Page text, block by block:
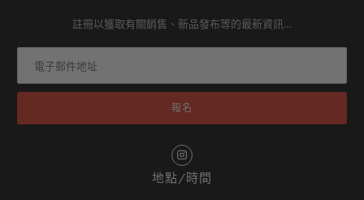
註冊以獲取有關銷售、新品發布等的最新資訊…
地點/時間